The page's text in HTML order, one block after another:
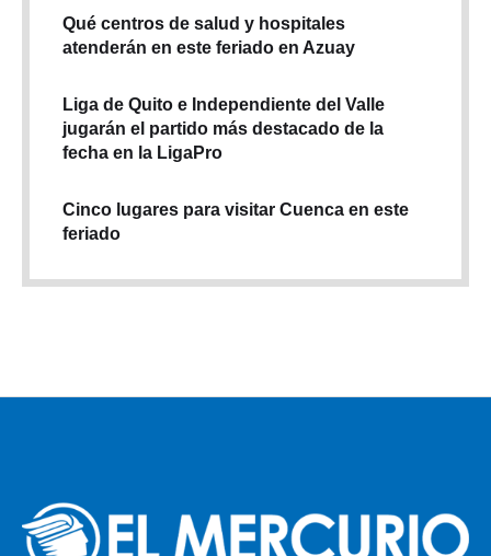
Qué centros de salud y hospitales
atenderán en este feriado en Azuay
Liga de Quito e Independiente del Valle
jugarán el partido más destacado de la
fecha en la LigaPro
Cinco lugares para visitar Cuenca en este
feriado